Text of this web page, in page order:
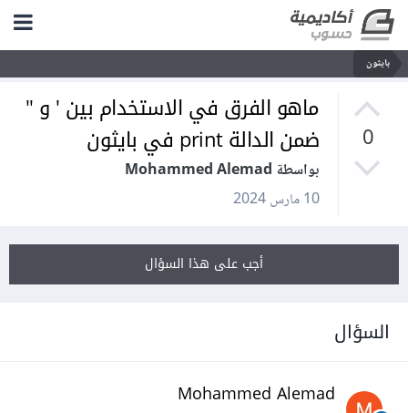
بايثون
0
ماهو الفرق في الاستخدام بين ' و "
ضمن الدالة print في بايثون
بواسطة Mohammed Alemad
10 مارس 2024
أجب على هذا السؤال
السؤال
Mohammed Alemad